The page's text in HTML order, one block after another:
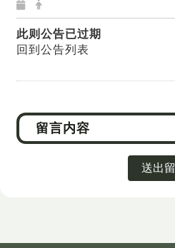
此则公告已过期
回到公告列表
送出